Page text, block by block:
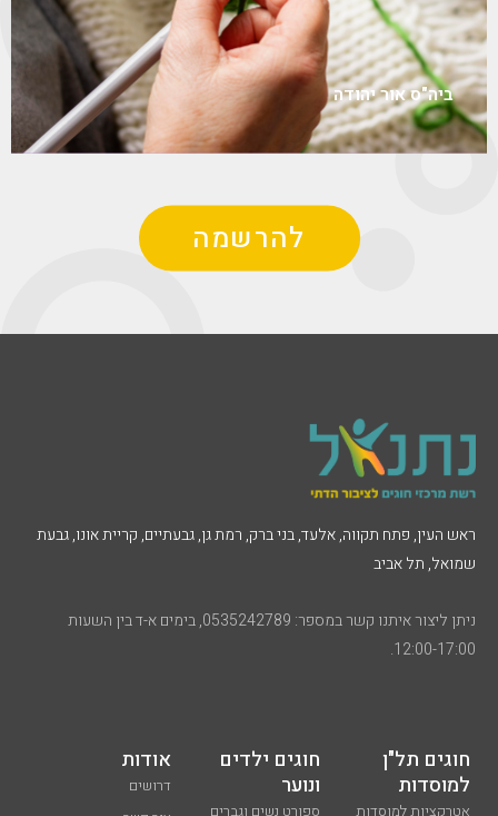
ביה"ס אור יהודה
להרשמה
ראש העין, פתח תקווה, אלעד, בני ברק, רמת גן, גבעתיים, קריית אונו, גבעת
שמואל, תל אביב
ניתן ליצור איתנו קשר במספר: 0535242789, בימים א-ד בין השעות
12:00-17:00.
חוגים תל"ן
למוסדות
אטרקציות למוסדות
חוגים ילדים
ונוער
ספורט נשים וגברים
אודות
דרושים